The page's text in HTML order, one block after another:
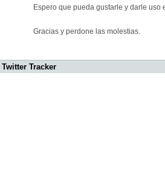
Espero que pueda gustarle y darle uso
Gracias y perdone las molestias.
Twitter Tracker